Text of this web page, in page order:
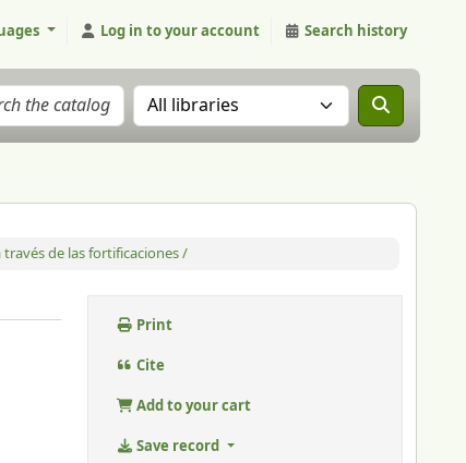
Log in to your account Search history
Search the catalog in:
de las fortificaciones /
Print
Cite
Add to your cart
Save record